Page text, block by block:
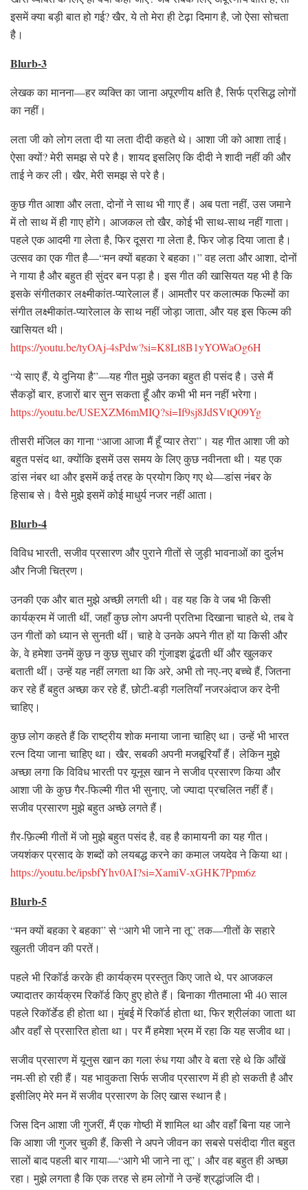
इसमें क्या बड़ी बात हो गई? खैर, ये तो मेरा ही टेढ़ा दिमाग है, जो ऐसा सोचता
है।
Blurb-3
लेखक का मानना—हर व्यक्ति का जाना अपूरणीय क्षति है, सिर्फ प्रसिद्ध लोगों
का नहीं।
लता जी को लोग लता दी या लता दीदी कहते थे। आशा जी को आशा ताई।
ऐसा क्यों? मेरी समझ से परे है। शायद इसलिए कि दीदी ने शादी नहीं की और
ताई ने कर ली। खैर, मेरी समझ से परे है।
कुछ गीत आशा और लता, दोनों ने साथ भी गाए हैं। अब पता नहीं, उस जमाने
में तो साथ में ही गाए होंगे। आजकल तो खैर, कोई भी साथ-साथ नहीं गाता।
पहले एक आदमी गा लेता है, फिर दूसरा गा लेता है, फिर जोड़ दिया जाता है।
उत्सव का एक गीत है—“मन क्यों बहका रे बहका।” वह लता और आशा, दोनों
ने गाया है और बहुत ही सुंदर बन पड़ा है। इस गीत की खासियत यह भी है कि
इसके संगीतकार लक्ष्मीकांत-प्यारेलाल हैं। आमतौर पर कलात्मक फिल्मों का
संगीत लक्ष्मीकांत-प्यारेलाल के साथ नहीं जोड़ा जाता, और यह इस फिल्म की
खासियत थी।
https://youtu.be/tyOAj-4sPdw?si=K8Lt8B1yYOWaOg6H
“ये साए हैं, ये दुनिया है”—यह गीत मुझे उनका बहुत ही पसंद है। उसे मैं
सैकड़ों बार, हजारों बार सुन सकता हूँ और कभी भी मन नहीं भरेगा।
https://youtu.be/USEXZM6mMIQ?si=If9sj8JdSVtQ09Yg
तीसरी मंजिल का गाना “आजा आजा मैं हूँ प्यार तेरा”। यह गीत आशा जी को
बहुत पसंद था, क्योंकि इसमें उस समय के लिए कुछ नवीनता थी। यह एक
डांस नंबर था और इसमें कई तरह के प्रयोग किए गए थे—डांस नंबर के
हिसाब से। वैसे मुझे इसमें कोई माधुर्य नजर नहीं आता।
Blurb-4
विविध भारती, सजीव प्रसारण और पुराने गीतों से जुड़ी भावनाओं का दुर्लभ
और निजी चित्रण।
उनकी एक और बात मुझे अच्छी लगती थी। वह यह कि वे जब भी किसी
कार्यक्रम में जाती थीं, जहाँ कुछ लोग अपनी प्रतिभा दिखाना चाहते थे, तब वे
उन गीतों को ध्यान से सुनती थीं। चाहे वे उनके अपने गीत हों या किसी और
के, वे हमेशा उनमें कुछ न कुछ सुधार की गुंजाइश ढूंढती थीं और खुलकर
बताती थीं। उन्हें यह नहीं लगता था कि अरे, अभी तो नए-नए बच्चे हैं, जितना
कर रहे हैं बहुत अच्छा कर रहे हैं, छोटी-बड़ी गलतियाँ नजरअंदाज कर देनी
चाहिए।
कुछ लोग कहते हैं कि राष्ट्रीय शोक मनाया जाना चाहिए था। उन्हें भी भारत
रत्न दिया जाना चाहिए था। खैर, सबकी अपनी मजबूरियाँ हैं। लेकिन मुझे
अच्छा लगा कि विविध भारती पर यूनूस खान ने सजीव प्रसारण किया और
आशा जी के कुछ गैर-फिल्मी गीत भी सुनाए, जो ज्यादा प्रचलित नहीं हैं।
सजीव प्रसारण मुझे बहुत अच्छे लगते हैं।
ग़ैर-फ़िल्मी गीतों में जो मुझे बहुत पसंद है, वह है कामायनी का यह गीत।
जयशंकर प्रसाद के शब्दों को लयबद्ध करने का कमाल जयदेव ने किया था।
https://youtu.be/ipsbfYhv0AI?si=XamiV-xGHK7Ppm6z
Blurb-5
“मन क्यों बहका रे बहका” से “आगे भी जाने ना तू” तक—गीतों के सहारे
खुलती जीवन की परतें।
पहले भी रिकॉर्ड करके ही कार्यक्रम प्रस्तुत किए जाते थे, पर आजकल
ज्यादातर कार्यक्रम रिकॉर्ड किए हुए होते हैं। बिनाका गीतमाला भी 40 साल
पहले रिकॉर्डेड ही होता था। मुंबई में रिकॉर्ड होता था, फिर श्रीलंका जाता था
और वहाँ से प्रसारित होता था। पर मैं हमेशा भ्रम में रहा कि यह सजीव था।
सजीव प्रसारण में यूनुस खान का गला रुंध गया और वे बता रहे थे कि आँखें
नम-सी हो रही हैं। यह भावुकता सिर्फ सजीव प्रसारण में ही हो सकती है और
इसीलिए मेरे मन में सजीव प्रसारण के लिए खास स्थान है।
जिस दिन आशा जी गुजरीं, मैं एक गोष्ठी में शामिल था और वहाँ बिना यह जाने
कि आशा जी गुजर चुकी हैं, किसी ने अपने जीवन का सबसे पसंदीदा गीत बहुत
सालों बाद पहली बार गाया—“आगे भी जाने ना तू”। और वह बहुत ही अच्छा
रहा। मुझे लगता है कि एक तरह से हम लोगों ने उन्हें श्रद्धांजलि दी।